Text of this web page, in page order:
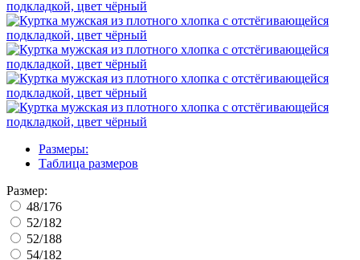
Размеры:
Таблица размеров
Размер:
48/176
52/182
52/188
54/182